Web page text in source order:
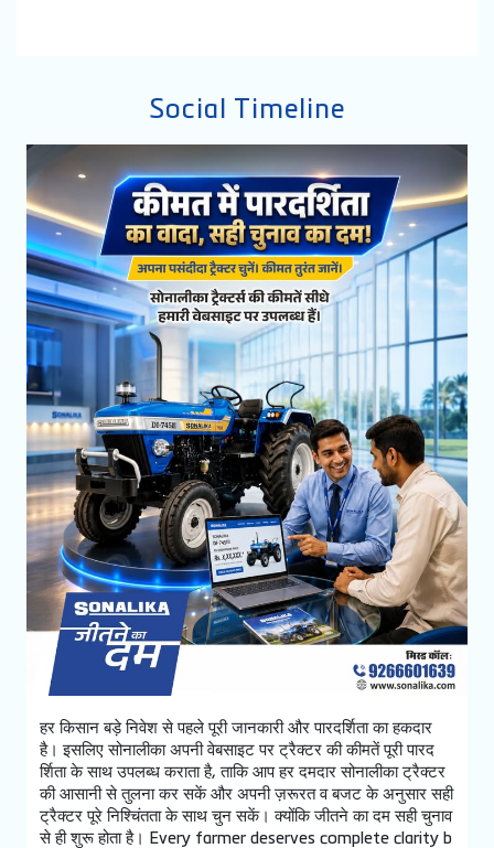
Social Timeline
हर किसान बड़े निवेश से पहले पूरी जानकारी और पारदर्शिता का हकदार
है। इसलिए सोनालीका अपनी वेबसाइट पर ट्रैक्टर की कीमतें पूरी पारद
र्शिता के साथ उपलब्ध कराता है, ताकि आप हर दमदार सोनालीका ट्रैक्टर
की आसानी से तुलना कर सकें और अपनी ज़रूरत व बजट के अनुसार सही
ट्रैक्टर पूरे निश्चिंतता के साथ चुन सकें। क्योंकि जीतने का दम सही चुनाव
से ही शुरू होता है। Every farmer deserves complete clarity b